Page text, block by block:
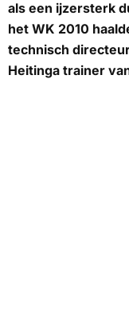
als een ijzersterk
het WK 2010
technisch
Heitinga trainer